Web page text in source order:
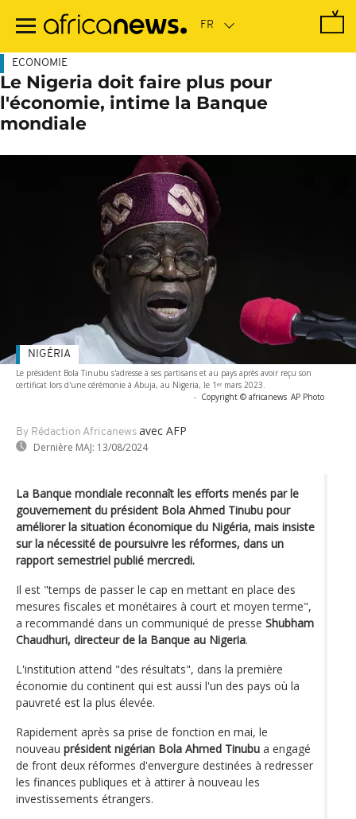
contenu
ECONOMIE
Le Nigeria doit faire plus pour
l'économie, intime la Banque
mondiale
Le président Bola Tinubu s'adresse à ses partisans et au pays après avoir reçu son
certificat lors d'une cérémonie à Abuja, au Nigeria, le 1ᵉʳ mars 2023.
- Copyright © africanews AP Photo
By Rédaction Africanews avec AFP
Dernière MAJ: 13/08/2024
NIGÉRIA
La Banque mondiale reconnaît les efforts menés par le
gouvernement du président Bola Ahmed Tinubu pour
améliorer la situation économique du Nigéria, mais insiste
sur la nécessité de poursuivre les réformes, dans un
rapport semestriel publié mercredi.
Il est "temps de passer le cap en mettant en place des
mesures fiscales et monétaires à court et moyen terme",
a recommandé dans un communiqué de presse Shubham
Chaudhuri, directeur de la Banque au Nigeria.
L'institution attend "des résultats", dans la première
économie du continent qui est aussi l'un des pays où la
pauvreté est la plus élevée.
Rapidement après sa prise de fonction en mai, le
nouveau président nigérian Bola Ahmed Tinubu a engagé
de front deux réformes d'envergure destinées à redresser
les finances publiques et à attirer à nouveau les
investissements étrangers.